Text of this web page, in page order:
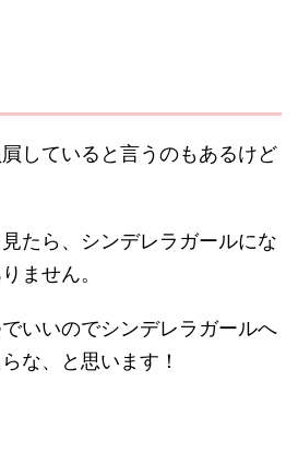
していると言うのもあるけど
たら、シンデレラガールにな
ません。
いいのでシンデレラガールへ
な、と思います！